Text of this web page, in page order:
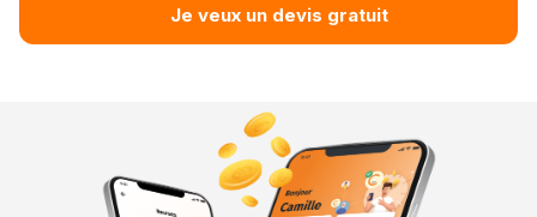
Je veux un devis gratuit